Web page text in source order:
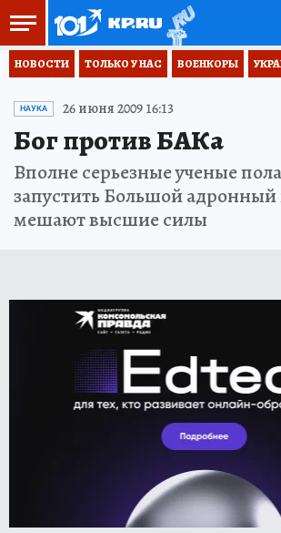
НОВОСТИ ТОЛЬКО У НАС ВОЕНКОРЫ
НАУКА 26 июня 2009 16:13
Бог против БАКа
Вполне серьезные ученые
запустить Большой адронный
мешают высшие силы